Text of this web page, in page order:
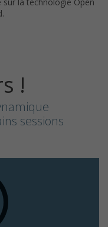
!
sessions